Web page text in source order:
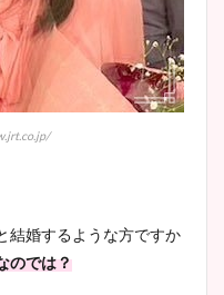
結婚するような方ですか
のでは？